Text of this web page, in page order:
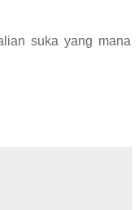
suka yang mana